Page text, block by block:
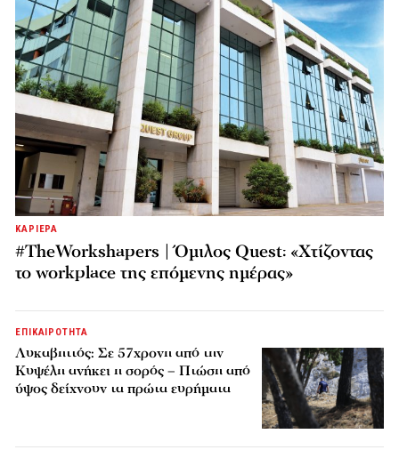
ΚΑΡΙΕΡΑ
#TheWorkshapers | Όμιλος Quest: «Χτίζοντας
το workplace της επόμενης ημέρας»
ΕΠΙΚΑΙΡΟΤΗΤΑ
Λυκαβηττός: Σε 57χρονη από την
Κυψέλη ανήκει η σορός – Πτώση από
ύψος δείχνουν τα πρώτα ευρήματα